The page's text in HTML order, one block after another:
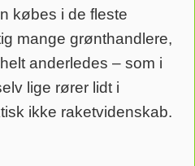
købes i de fleste
mange grønthandlere,
anderledes – som i
lige rører lidt i
ikke raketvidenskab.